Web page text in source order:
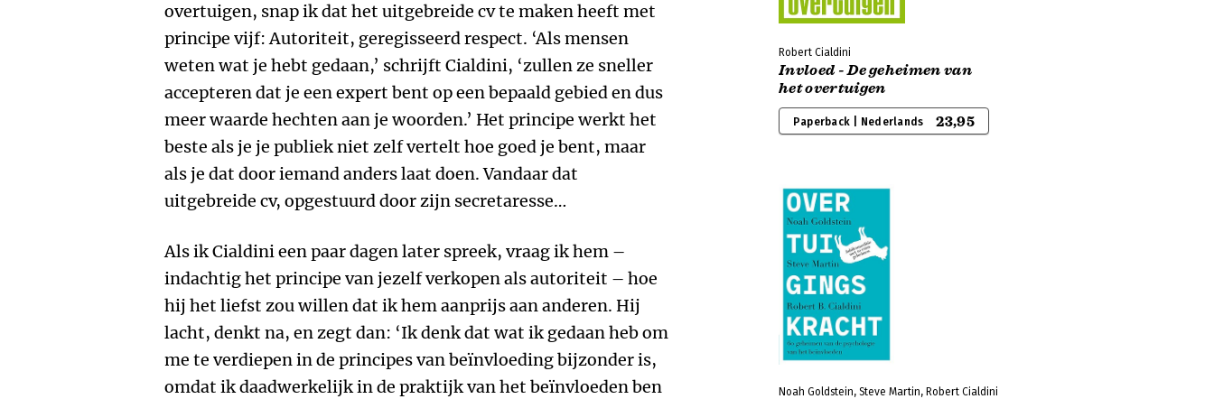
overtuigen, snap ik dat het uitgebreide cv te maken heeft met
principe vijf: Autoriteit, geregisseerd respect. ‘Als mensen
weten wat je hebt gedaan,’ schrijft Cialdini, ‘zullen ze sneller
accepteren dat je een expert bent op een bepaald gebied en dus
meer waarde hechten aan je woorden.’ Het principe werkt het
beste als je je publiek niet zelf vertelt hoe goed je bent, maar
als je dat door iemand anders laat doen. Vandaar dat
uitgebreide cv, opgestuurd door zijn secretaresse…
Als ik Cialdini een paar dagen later spreek, vraag ik hem –
indachtig het principe van jezelf verkopen als autoriteit – hoe
hij het liefst zou willen dat ik hem aanprijs aan anderen. Hij
lacht, denkt na, en zegt dan: ‘Ik denk dat wat ik gedaan heb om
me te verdiepen in de principes van beïnvloeding bijzonder is,
omdat ik daadwerkelijk in de praktijk van het beïnvloeden ben
Robert Cialdini
Invloed - De geheimen van
het overtuigen
Paperback | Nederlands 23,95
Noah Goldstein, Steve Martin, Robert Cialdini